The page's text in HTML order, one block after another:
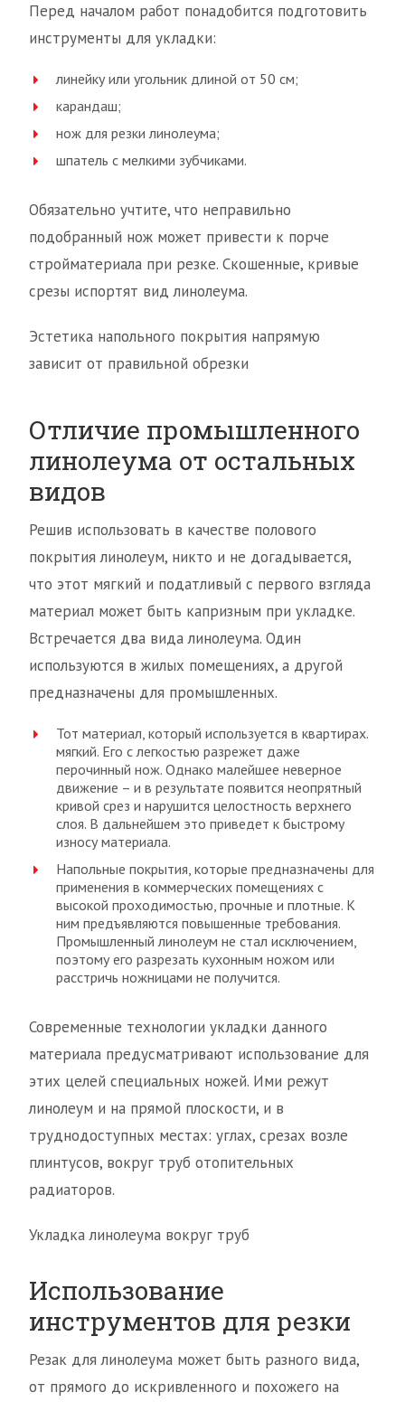
Перед началом работ понадобится подготовить
инструменты для укладки:
линейку или угольник длиной от 50 см;
карандаш;
нож для резки линолеума;
шпатель с мелкими зубчиками.
Обязательно учтите, что неправильно
подобранный нож может привести к порче
стройматериала при резке. Скошенные, кривые
срезы испортят вид линолеума.
Эстетика напольного покрытия напрямую
зависит от правильной обрезки
Отличие промышленного
линолеума от остальных
видов
Решив использовать в качестве полового
покрытия линолеум, никто и не догадывается,
что этот мягкий и податливый с первого взгляда
материал может быть капризным при укладке.
Встречается два вида линолеума. Один
используются в жилых помещениях, а другой
предназначены для промышленных.
Тот материал, который используется в квартирах.
мягкий. Его с легкостью разрежет даже
перочинный нож. Однако малейшее неверное
движение – и в результате появится неопрятный
кривой срез и нарушится целостность верхнего
слоя. В дальнейшем это приведет к быстрому
износу материала.
Напольные покрытия, которые предназначены для
применения в коммерческих помещениях с
высокой проходимостью, прочные и плотные. К
ним предъявляются повышенные требования.
Промышленный линолеум не стал исключением,
поэтому его разрезать кухонным ножом или
расстричь ножницами не получится.
Современные технологии укладки данного
материала предусматривают использование для
этих целей специальных ножей. Ими режут
линолеум и на прямой плоскости, и в
труднодоступных местах: углах, срезах возле
плинтусов, вокруг труб отопительных
радиаторов.
Укладка линолеума вокруг труб
Использование
инструментов для резки
Резак для линолеума может быть разного вида,
от прямого до искривленного и похожего на